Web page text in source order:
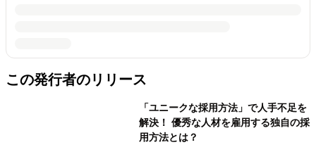
この発行者のリリース
「ユニークな採用方法」で人手不足を
解決！ 優秀な人材を雇用する独自の採
用方法とは？